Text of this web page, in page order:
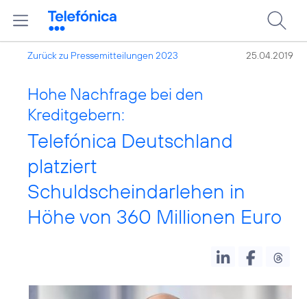
Zurück zu Pressemitteilungen 2023 25.04.2019
Hohe Nachfrage bei den
Kreditgebern:
Telefónica Deutschland
platziert
Schuldscheindarlehen in
Höhe von 360 Millionen Euro